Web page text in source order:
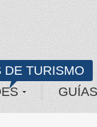
DE TURISMO